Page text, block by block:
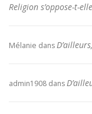
Religion s’oppose-t-
Mélanie dans
admin1908 dans